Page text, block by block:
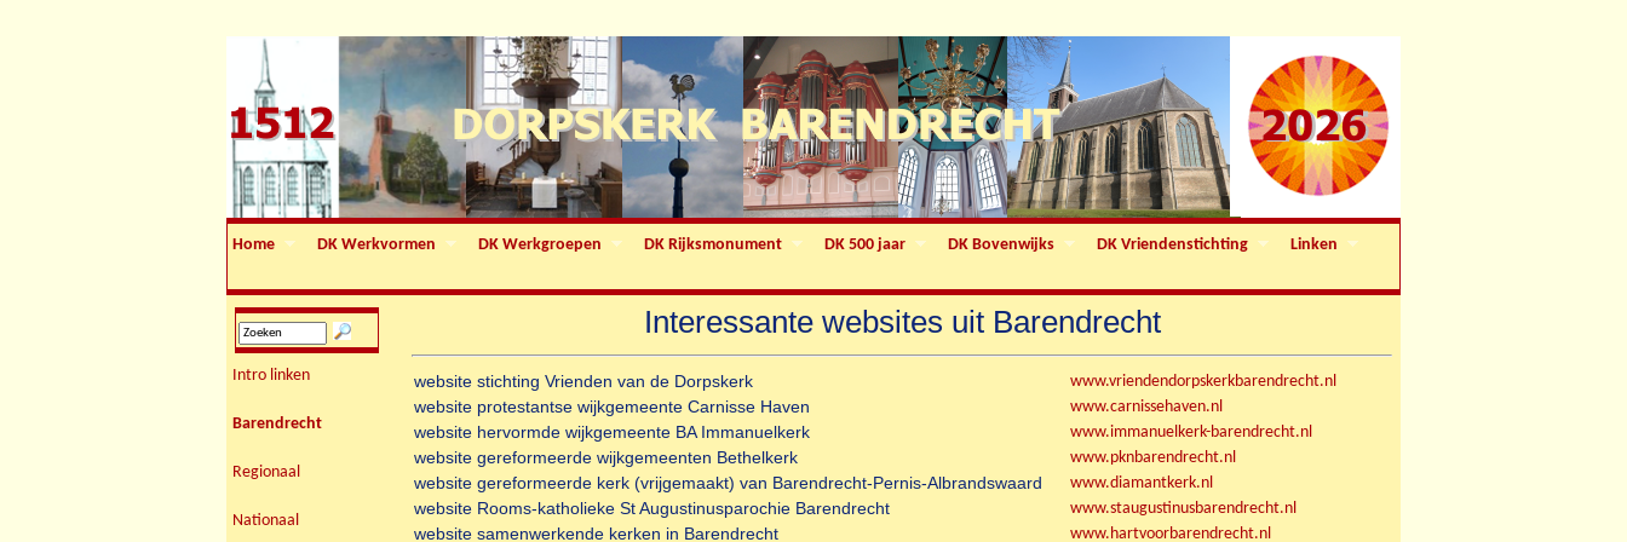
Home DK Werkvormen DK Werkgroepen DK Rijksmonument DK 500 jaar DK Bovenwijks DK Vriendenstichting Linken
Intro linken
Barendrecht
Regionaal
Nationaal
Interessante websites uit Barendrecht
website stichting Vrienden van de Dorpskerk www.vriendendorpskerkbarendrecht.nl
website protestantse wijkgemeente Carnisse Haven www.carnissehaven.nl
website hervormde wijkgemeente BA Immanuelkerk www.immanuelkerk-barendrecht.nl
website gereformeerde wijkgemeenten Bethelkerk www.pknbarendrecht.nl
website gereformeerde kerk (vrijgemaakt) van Barendrecht-Pernis-Albrandswaard www.diamantkerk.nl
website Rooms-katholieke St Augustinusparochie Barendrecht www.staugustinusbarendrecht.nl
website samenwerkende kerken in Barendrecht www.hartvoorbarendrecht.nl